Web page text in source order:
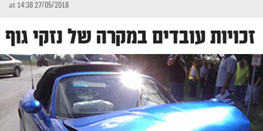
27/05/2018 at 14:38
זכויות עובדים במקרה של נזקי גוף